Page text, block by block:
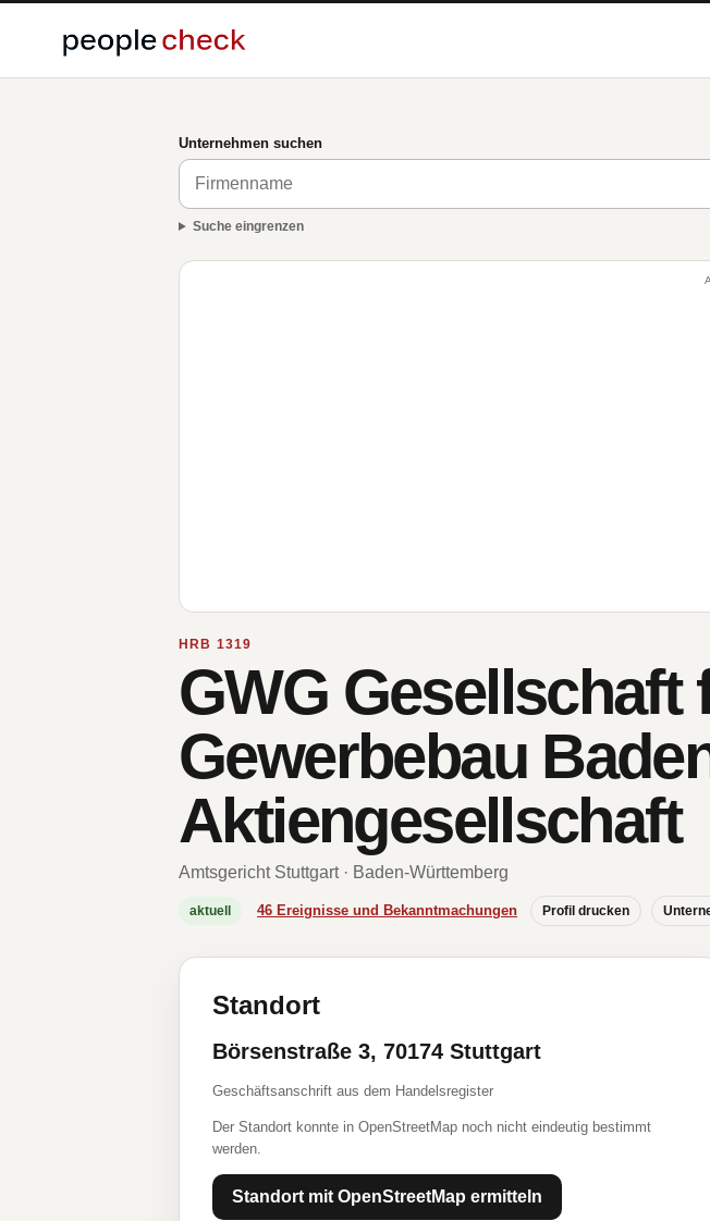
Unternehmen suchen
Suche eingrenzen
HRB 1319
GWG
Gewerbebau
Aktiengesellschaft
Amtsgericht Stuttgart · Baden-Württemberg
aktuell 46 Ereignisse und Bekanntmachungen Profil drucken
Standort
Börsenstraße 3, 70174 Stuttgart
Geschäftsanschrift aus dem Handelsregister
Der Standort konnte in OpenStreetMap noch nicht eindeutig bestimmt
werden.
Standort mit OpenStreetMap ermitteln